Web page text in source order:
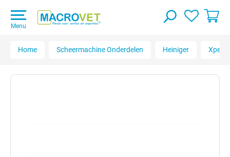
Menu
Home Scheermachine Onderdelen Heiniger